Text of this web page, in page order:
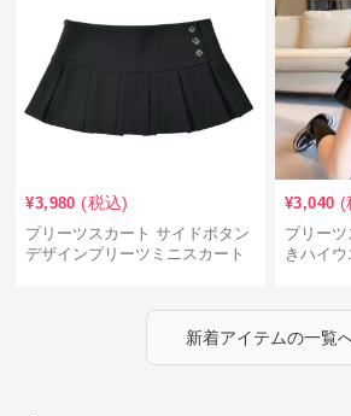
¥3,980 (税込)
プリーツスカート サイドボタン
デザインプリーツミニスカート
¥3,040 (
プリー
きハイ
新着アイテムの一覧